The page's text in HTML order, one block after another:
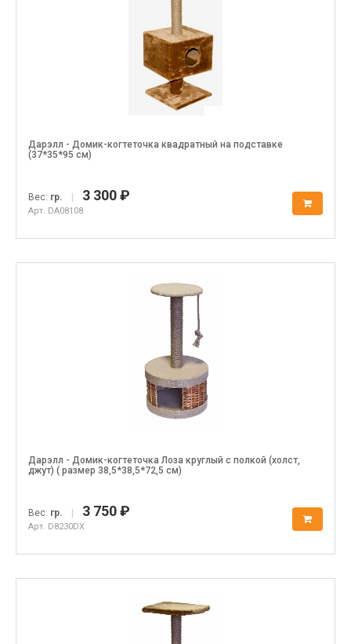
Дарэлл - Домик-когтеточка квадратный на подставке
(37*35*95 см)
Вес: гр. | 3 300 ₽
Арт. DA08108
Дарэлл - Домик-когтеточка Лоза круглый с полкой (холст,
джут) ( размер 38,5*38,5*72,5 см)
Вес: гр. | 3 750 ₽
Арт. D8230DX